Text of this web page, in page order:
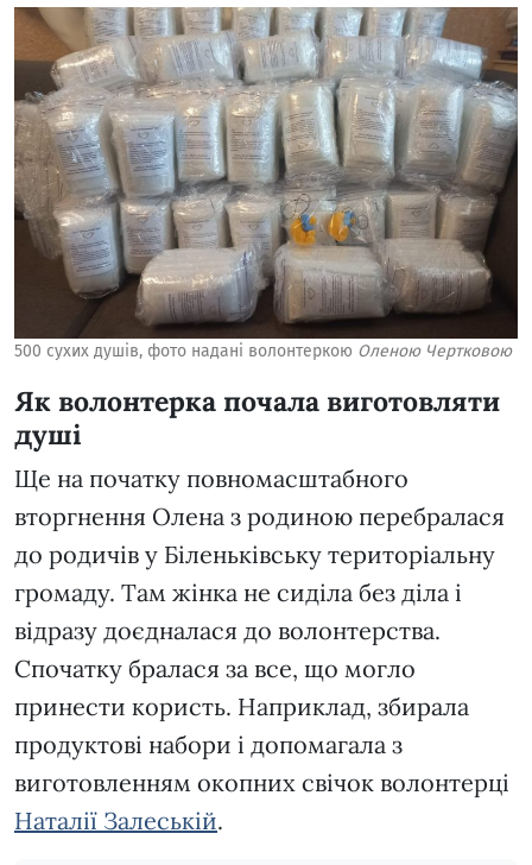
500 сухих душів, фото надані волонтеркою Оленою Чертковою
Як волонтерка почала виготовляти
душі
Ще на початку повномасштабного
вторгнення Олена з родиною перебралася
до родичів у Біленьківську територіальну
громаду. Там жінка не сиділа без діла і
відразу доєдналася до волонтерства.
Спочатку бралася за все, що могло
принести користь. Наприклад, збирала
продуктові набори і допомагала з
виготовленням окопних свічок волонтерці
Наталії Залеській.